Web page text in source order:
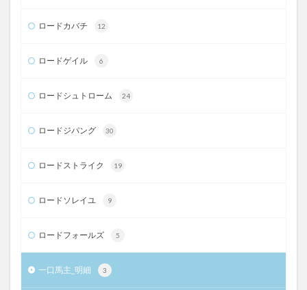
ロードカバチ 12
ロードゲイル 6
ロードシュトローム 24
ロードジパング 30
ロードストライク 19
ロードソレイユ 9
ロードフォールズ 5
一口馬主_明細 3